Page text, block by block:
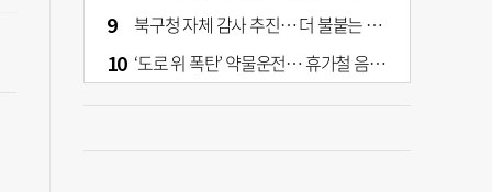
북구청 자체 감사 추진… 더 불붙는 북구 신청사 갈등
‘도로 위 폭탄’ 약물운전… 휴가철 음주와 병행 단속 [교통안전, 시민이 만든다]